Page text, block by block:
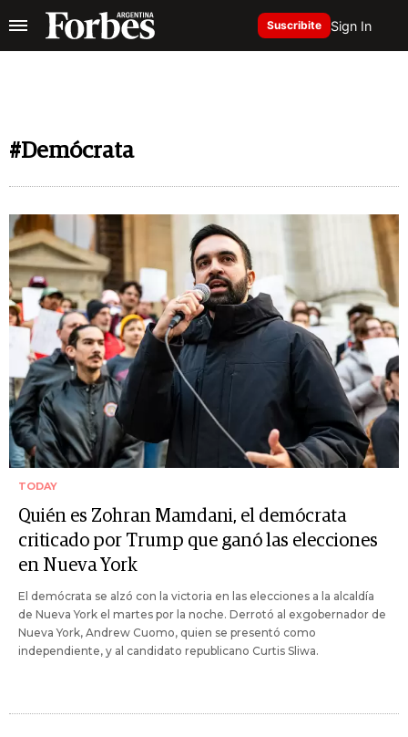
Suscribite Sign In
#Demócrata
TODAY
Quién es Zohran Mamdani, el demócrata
criticado por Trump que ganó las elecciones
en Nueva York
El demócrata se alzó con la victoria en las elecciones a la alcaldía
de Nueva York el martes por la noche. Derrotó al exgobernador de
Nueva York, Andrew Cuomo, quien se presentó como
independiente, y al candidato republicano Curtis Sliwa.